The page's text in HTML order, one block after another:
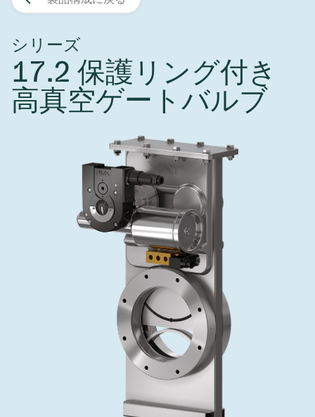
9月 17, 2026 イベント情報
Semicon India 2026で精密技術を追求
し、進歩を支えます。
真空コントロールバルブ
真空アイソレーションバルブ
真空ゲートバルブ
真空アングルバルブ、インラインバルブ、シリンダーバル
真空バタフライバルブ
真空振り子式バルブ
圧力リリーフ／ベントバルブ
バキュームチェックバルブ
緊急遮断/ビームストッパーバルブ
真空オールメタルバルブ
VATエッジ溶接メタルベローズ
真空モジュール
かいけつさく
半導体製造
プロセスコントロールとアイソレーション
基板搬送
サブファブシステム
ディスプレイ製造
ディスプレイのドライエッチング
スパッタリング
薄膜封止(CVD)
OLED 蒸着
OLEDのインクジェット印刷
科学機器と医学
コーティング
真空炉
真空輸送
バッテリー製造
結晶成長
医薬品の凍結乾燥
太陽電池薄膜の蒸着
サブファブシステム
宇宙シミュレーション
高エネルギー物理学
あなたのアプリケーション
製品サービス
アップグレード＆レトロフィットソリューション
スペアパーツ
標準修理サービス
固定価格修理サービス
VATサービスセンター
企業責任
インベストリレーションズ
Financial reports
Presentations
Shares and debt
コーポレートガバナンス
Event calendar
Analyst coverage
サプライチェーンマネジメント
ダウンロード
シリーズ
17.2 保護リング付き
高真空ゲートバルブ